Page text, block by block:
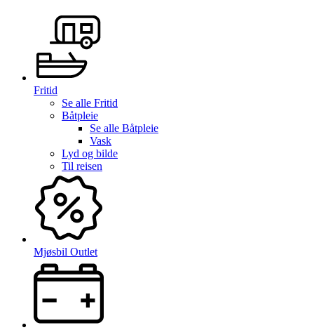
Fritid
Se alle Fritid
Båtpleie
Se alle Båtpleie
Vask
Lyd og bilde
Til reisen
Mjøsbil Outlet